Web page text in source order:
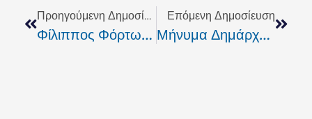
Προηγούμενη Δημοσίευση
Φίλιππος Φόρτωμας: H Κέα Στέλνει Μήνυμα Αυτοδυναμίας Της Νέα Δημοκρατία
Επόμενη Δημοσίευση
Μήνυμα Δημάρχου Θήρας Για Τις Πανελλαδικές Εξετάσεις